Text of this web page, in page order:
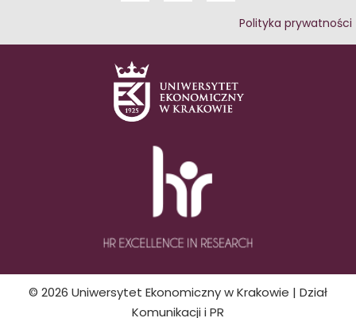
Polityka prywatności
© 2026 Uniwersytet Ekonomiczny w Krakowie | Dział
Komunikacji i PR